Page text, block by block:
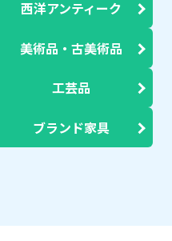
西洋アンティーク
美術品・古美術品
工芸品
ブランド家具